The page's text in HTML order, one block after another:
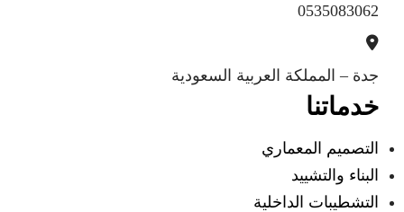
0535083062
جدة – المملكة العربية السعودية
خدماتنا
التصميم المعماري
البناء والتشييد
التشطيبات الداخلية